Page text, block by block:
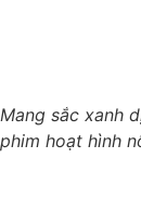
Mang sắc xanh
phim hoạt hình